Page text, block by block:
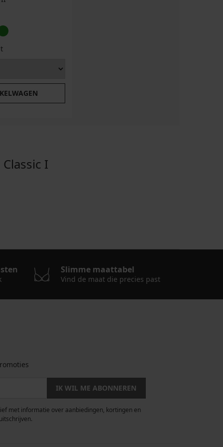
I
Slimme maattabel
Vind de maat die precies past
IK WIL ME ABONNEREN
met informatie over aanbiedingen, kortingen en